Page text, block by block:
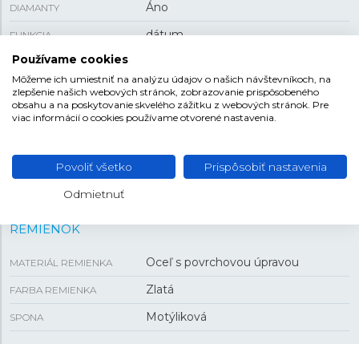
DIAMANTY Áno
FUNKCIA dátum
HMOTNOSŤ
VEĽKOSŤ
PUZDRO 38 mm
REMIENOK
MATERIÁL REMIENKA Oceľ s povrchovou úpravou
FARBA REMIENKA Zlatá
SPONA Motýliková
Používame cookies
Môžeme ich umiestniť na analýzu údajov o našich návštevníkoch, na
zlepšenie našich webových stránok, zobrazovanie prispôsobeného
obsahu a na poskytovanie skvelého zážitku z webových stránok. Pre
viac informácií o cookies používame otvorené nastavenia.
Povoliť všetko Prispôsobiť nastavenia
Odmietnuť